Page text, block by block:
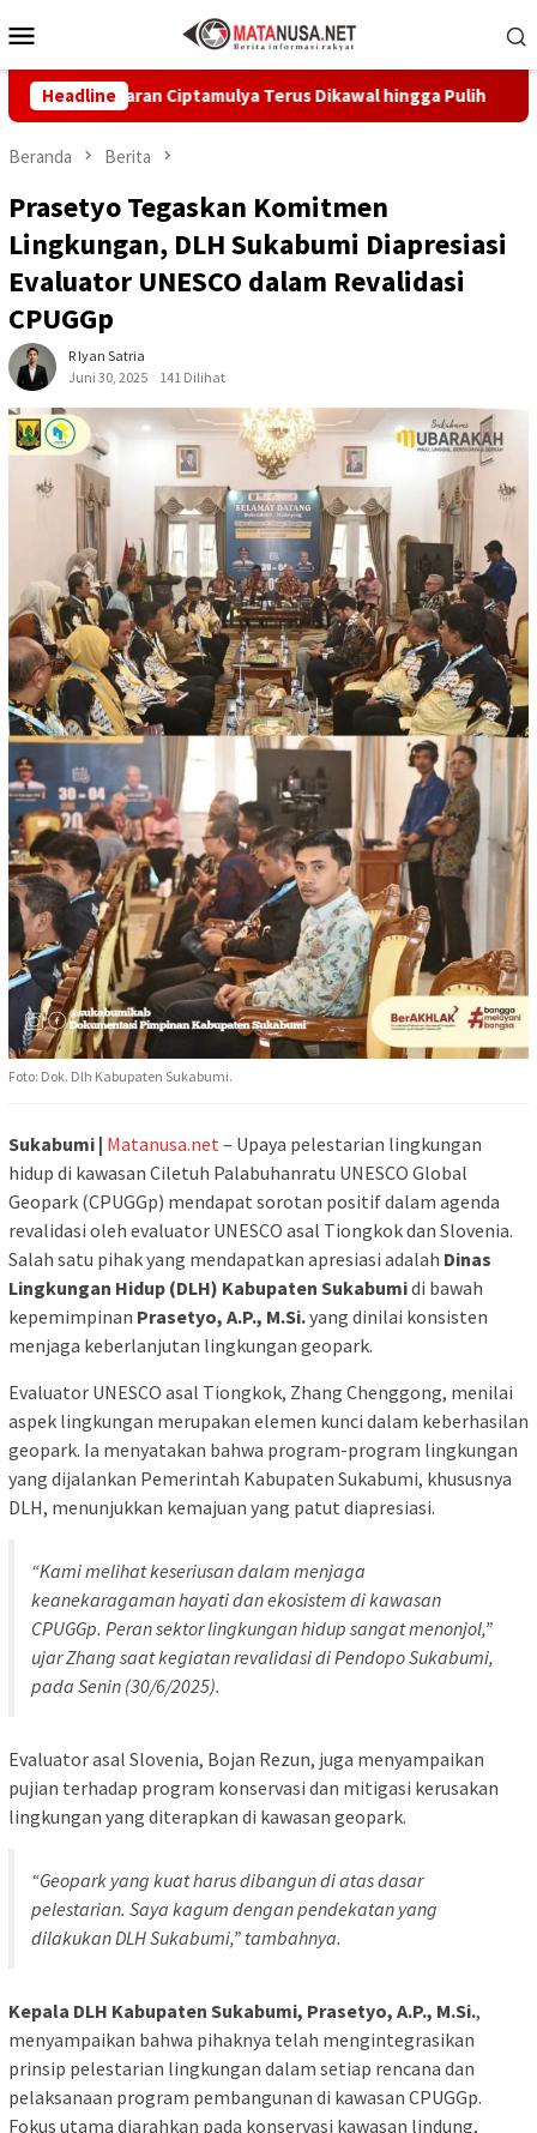
ke
Mobile
Headline
Ciptamulya Terus Dikawal hingga Pulih Di
Beranda Berita
Prasetyo Tegaskan Komitmen
Lingkungan, DLH Sukabumi Diapresiasi
Evaluator UNESCO dalam Revalidasi
CPUGGp
R Iyan Satria
Juni 30, 2025
141 Dilihat
Foto: Dok. Dlh Kabupaten Sukabumi.
Sukabumi | Matanusa.net – Upaya pelestarian lingkungan
hidup di kawasan Ciletuh Palabuhanratu UNESCO Global
Geopark (CPUGGp) mendapat sorotan positif dalam agenda
revalidasi oleh evaluator UNESCO asal Tiongkok dan Slovenia.
Salah satu pihak yang mendapatkan apresiasi adalah Dinas
Lingkungan Hidup (DLH) Kabupaten Sukabumidi bawah
kepemimpinan Prasetyo, A.P., M.Si.yang dinilai konsisten
menjaga keberlanjutan lingkungan geopark.
Evaluator UNESCO asal Tiongkok, Zhang Chenggong, menilai
aspek lingkungan merupakan elemen kunci dalam keberhasilan
geopark. Ia menyatakan bahwa program-program lingkungan
yang dijalankan Pemerintah Kabupaten Sukabumi, khususnya
DLH, menunjukkan kemajuan yang patut diapresiasi.
“Kami melihat keseriusan dalam menjaga
keanekaragaman hayati dan ekosistem di kawasan
CPUGGp. Peran sektor lingkungan hidup sangat menonjol,”
ujar Zhang saat kegiatan revalidasi di Pendopo Sukabumi,
pada Senin (30/6/2025).
Evaluator asal Slovenia, Bojan Rezun, juga menyampaikan
pujian terhadap program konservasi dan mitigasi kerusakan
lingkungan yang diterapkan di kawasan geopark.
“Geopark yang kuat harus dibangun di atas dasar
pelestarian. Saya kagum dengan pendekatan yang
dilakukan DLH Sukabumi,” tambahnya.
Kepala DLH Kabupaten Sukabumi, Prasetyo, A.P., M.Si.,
menyampaikan bahwa pihaknya telah mengintegrasikan
prinsip pelestarian lingkungan dalam setiap rencana dan
pelaksanaan program pembangunan di kawasan CPUGGp.
Fokus utama diarahkan pada konservasi kawasan lindung,